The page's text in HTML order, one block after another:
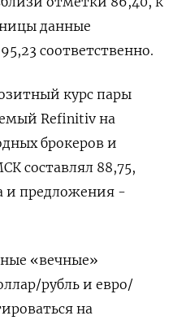
данные
соответственно.
курс пары
Refinitiv на
брокеров и
составлял 88,75,
и предложения -
«вечные»
рубль и евро/
на